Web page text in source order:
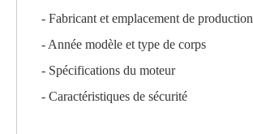
- Fabricant et emplacement de production
- Année modèle et type de corps
- Spécifications du moteur
- Caractéristiques de sécurité